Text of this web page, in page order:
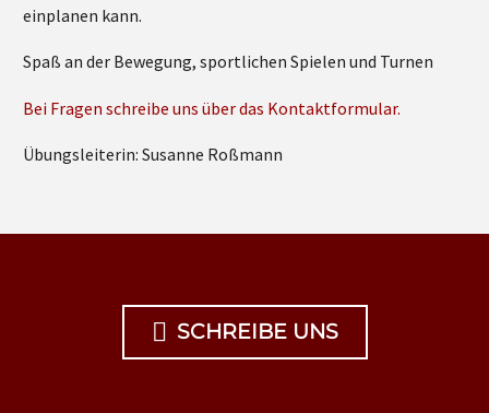
einplanen kann.
Spaß an der Bewegung, sportlichen Spielen und Turnen
Bei Fragen schreibe uns über das Kontaktformular.
Übungsleiterin: Susanne Roßmann
 SCHREIBE UNS